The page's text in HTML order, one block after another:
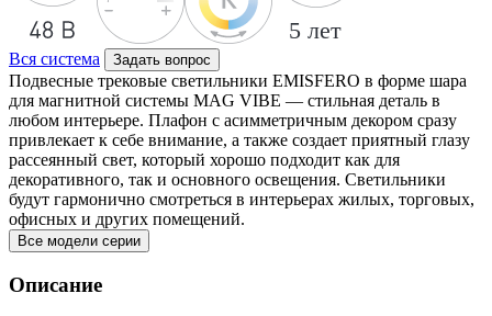
Вся система Задать вопрос
Подвесные трековые светильники EMISFERO в форме шара
для магнитной системы MAG VIBE — стильная деталь в
любом интерьере. Плафон с асимметричным декором сразу
привлекает к себе внимание, а также создает приятный глазу
рассеянный свет, который хорошо подходит как для
декоративного, так и основного освещения. Светильники
будут гармонично смотреться в интерьерах жилых, торговых,
офисных и других помещений.
Все модели серии
Описание